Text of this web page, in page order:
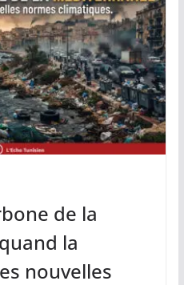
de la
la
nouvelles